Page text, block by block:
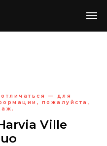
— для
пожалуйста,
Ville